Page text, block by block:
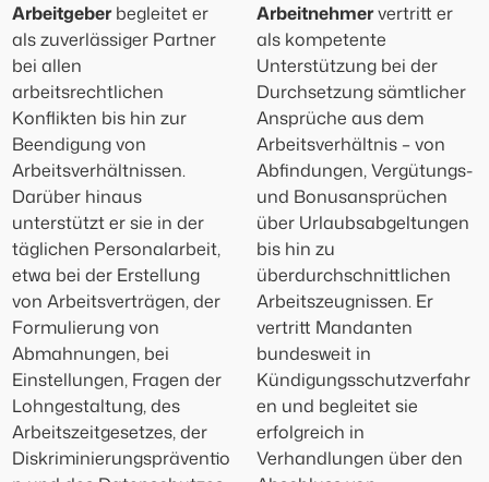
Arbeitgeberbegleitet er
als zuverlässiger Partner
bei allen
arbeitsrechtlichen
Konflikten bis hin zur
Beendigung von
Arbeitsverhältnissen.
Darüber hinaus
unterstützt er sie in der
täglichen Personalarbeit,
etwa bei der Erstellung
von Arbeitsverträgen, der
Formulierung von
Abmahnungen, bei
Einstellungen, Fragen der
Lohngestaltung, des
Arbeitszeitgesetzes, der
Diskriminierungspräventio
Arbeitnehmervertritt er
als kompetente
Unterstützung bei der
Durchsetzung sämtlicher
Ansprüche aus dem
Arbeitsverhältnis – von
Abfindungen, Vergütungs-
und Bonusansprüchen
über Urlaubsabgeltungen
bis hin zu
überdurchschnittlichen
Arbeitszeugnissen. Er
vertritt Mandanten
bundesweit in
Kündigungsschutzverfahr
en und begleitet sie
erfolgreich in
Verhandlungen über den